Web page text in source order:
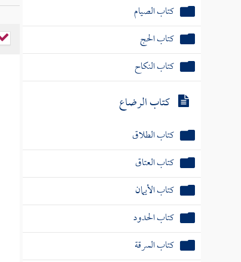
كتاب الصيام
كتاب الحج
كتاب النكاح
كتاب الرضاع
كتاب الطلاق
كتاب العتاق
كتاب الأيمان
كتاب الحدود
كتاب السرقة